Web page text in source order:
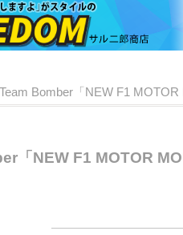
Team Bomber「NEW F1
「NEW F1 MOTOR